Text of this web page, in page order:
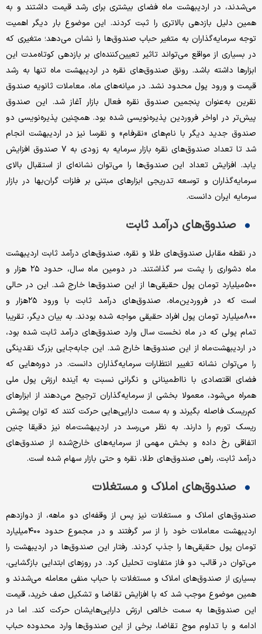
می‌شدند، در اردیبهشت‌ ماه فضای بیشتری برای رشد قیمت داشتند و به
همین دلیل بازدهی بالاتری را ثبت کردند. این موضوع بار دیگر اهمیت
توجه سرمایه‌گذاران به متغیر حباب صندوق‌ها را نشان می‌دهد؛ متغیری که
در بسیاری از مواقع می‌تواند تاثیر تعیین‌کننده‌ای بر بازدهی کوتاه‌مدت این
ابزارها داشته باشد. رونق صندوق‌های نقره در اردیبهشت ‌ماه تنها به رشد
قیمت و ورود پول محدود نشد. در میانه‌های ماه، معاملات ثانویه صندوق
نقرین به‌عنوان پنجمین صندوق نقره فعال بازار آغاز شد. این صندوق
پیش‌تر در اواخر فروردین پذیره‌نویسی شده بود. همچنین پذیره‌نویسی دو
صندوق جدید دیگر با نام‌های «نقرفام» و نقرسا نیز در اردیبهشت انجام
شد تا تعداد صندوق‌های نقره بازار سرمایه به زودی به ۷ صندوق افزایش
یابد. افزایش تعداد این صندوق‌ها را می‌توان نشانه‌ای از استقبال بالای
سرمایه‌گذاران و توسعه تدریجی ابزارهای مبتنی بر فلزات گران‌بها در بازار
سرمایه ایران دانست.
صندوق‌های درآمد ثابت
در نقطه مقابل صندوق‌های طلا و نقره، صندوق‌های درآمد ثابت اردیبهشت‌
ماه دشواری را پشت سر گذاشتند. در دومین ماه سال، حدود ۲۵ هزار و
۵۰۰‌میلیارد تومان پول حقیقی‌ها از این صندوق‌ها خارج شد. این در حالی
است که در فروردین‌‌ماه، صندوق‌های درآمد ثابت با ورود ۲۵هزار و
۸۰۰‌میلیارد تومان پول افراد حقیقی مواجه شده بودند. به بیان دیگر، تقریبا
تمام پولی که در ماه نخست سال وارد صندوق‌های درآمد ثابت شده بود،
در اردیبهشت‌ماه از این صندوق‌ها خارج شد. این جابه‌جایی بزرگ نقدینگی
را می‌توان نشانه تغییر انتظارات سرمایه‌گذاران دانست. در دوره‌هایی که
فضای اقتصادی با نااطمینانی و نگرانی نسبت به آینده ارزش پول ملی
همراه می‌شود، معمولا بخشی از سرمایه‌گذاران ترجیح می‌دهند از ابزارهای
کم‌ریسک فاصله بگیرند و به سمت دارایی‌هایی حرکت کنند که توان پوشش
ریسک تورم را دارند. به نظر می‌رسد در اردیبهشت‌ماه نیز دقیقا چنین
اتفاقی رخ داده و بخش مهمی از سرمایه‌های خارج‌شده از صندوق‌های
درآمد ثابت، راهی صندوق‌های طلا، نقره و حتی بازار سهام شده است.
صندوق‌های املاک و مستغلات
صندوق‌های املاک و مستغلات نیز پس از وقفه‌ای دو ماهه، از دوازدهم
اردیبهشت معاملات خود را از سر گرفتند و در مجموع حدود ۴۰۰‌میلیارد
تومان پول حقیقی‌ها را جذب کردند. رفتار این صندوق‌ها در اردیبهشت را
می‌توان در قالب دو فاز متفاوت تحلیل کرد. در روزهای ابتدایی بازگشایی،
بسیاری از صندوق‌های املاک و مستغلات با حباب منفی معامله می‌شدند و
همین موضوع موجب شد که با افزایش تقاضا و تشکیل صف خرید، قیمت
این صندوق‌ها به سمت خالص ارزش دارایی‌هایشان حرکت کند. اما در
ادامه و با تداوم موج تقاضا، برخی از این صندوق‌ها وارد محدوده حباب